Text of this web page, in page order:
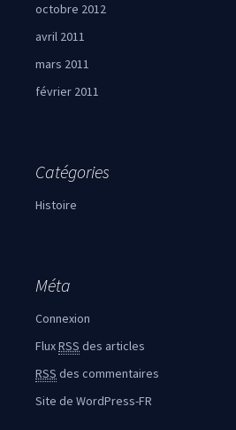
octobre 2012
avril 2011
mars 2011
février 2011
Catégories
Histoire
Méta
Connexion
FluxRSS des articles
RSS des commentaires
Site de WordPress-FR